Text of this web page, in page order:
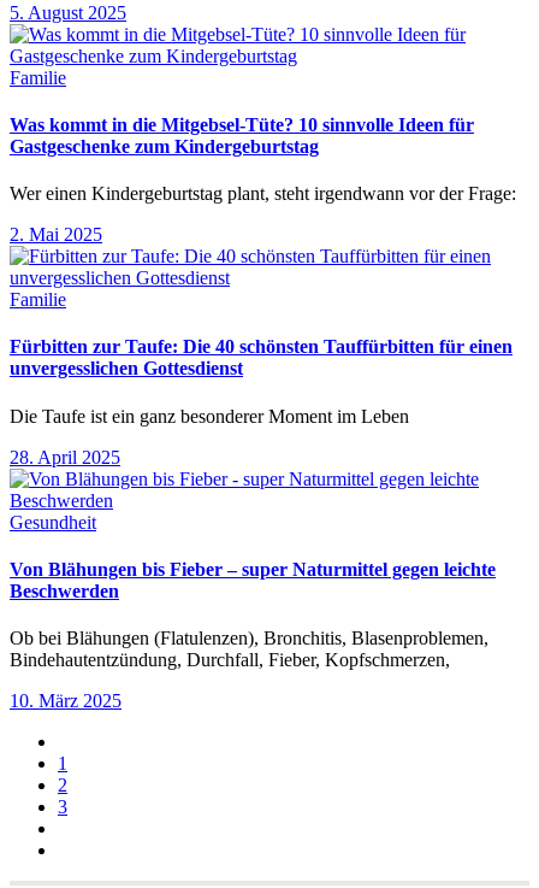
5. August 2025
Familie
Was kommt in die Mitgebsel-Tüte? 10 sinnvolle Ideen für
Gastgeschenke zum Kindergeburtstag
Wer einen Kindergeburtstag plant, steht irgendwann vor der Frage:
2. Mai 2025
Familie
Fürbitten zur Taufe: Die 40 schönsten Tauffürbitten für einen
unvergesslichen Gottesdienst
Die Taufe ist ein ganz besonderer Moment im Leben
28. April 2025
Gesundheit
Von Blähungen bis Fieber – super Naturmittel gegen leichte
Beschwerden
Ob bei Blähungen (Flatulenzen), Bronchitis, Blasenproblemen,
Bindehautentzündung, Durchfall, Fieber, Kopfschmerzen,
10. März 2025
1
2
3